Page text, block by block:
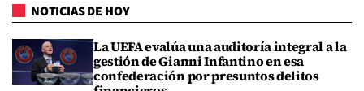
NOTICIAS DE HOY
La UEFA evalúa una auditoría integral a la
gestión de Gianni Infantino en esa
confederación por presuntos delitos